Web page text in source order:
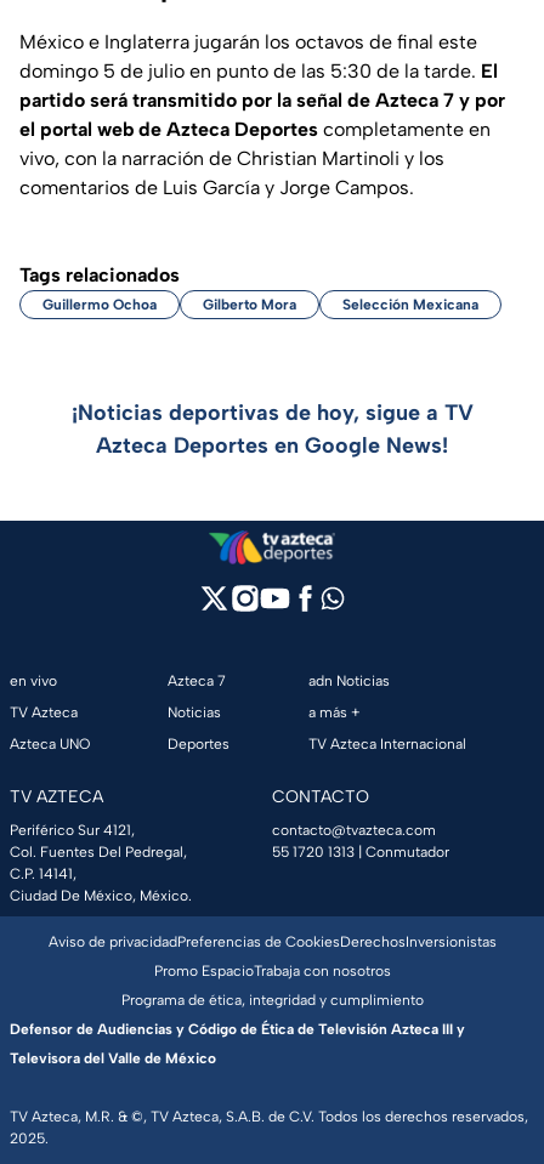
México e Inglaterra jugarán los octavos de final este
domingo 5 de julio en punto de las 5:30 de la tarde. El
partido será transmitido por la señal de Azteca 7 y por
el portal web de Azteca Deportes completamente en
vivo, con la narración de Christian Martinoli y los
comentarios de Luis García y Jorge Campos.
Tags relacionados
Guillermo Ochoa Gilberto Mora Selección Mexicana
¡Noticias deportivas de hoy, sigue a TV
Azteca Deportes en Google News!
en vivo
TV Azteca
Azteca UNO
Azteca 7
Noticias
Deportes
adn Noticias
a más +
TV Azteca Internacional
TV AZTECA
Periférico Sur 4121,
Col. Fuentes Del Pedregal,
C.P. 14141,
Ciudad De México, México.
CONTACTO
contacto@tvazteca.com
55 1720 1313 | Conmutador
TV Azteca, M.R. & ©, TV Azteca, S.A.B. de C.V. Todos los derechos reservados,
2025.
Aviso de privacidadPreferencias de CookiesDerechosInversionistas
Promo EspacioTrabaja con nosotros
Programa de ética, integridad y cumplimiento
Defensor de Audiencias y Código de Ética de Televisión Azteca III y
Televisora del Valle de México